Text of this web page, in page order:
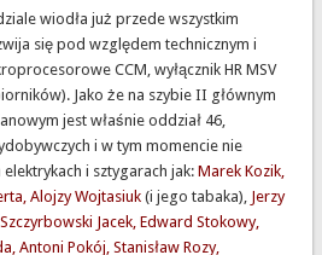
wiodła już przede wszystkim
się pod względem technicznym i
CCM, wyłącznik HR MSV
Jako że na szybie II głównym
jest właśnie oddział 46,
i w tym momencie nie
i sztygarach jak: Marek Kozik,
Alojzy Wojtasiuk(i jego tabaka), Jerzy
Jacek, Edward Stokowy,
Antoni Pokój, Stanisław Rozy,